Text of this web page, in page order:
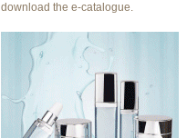
download the e-catalogue.